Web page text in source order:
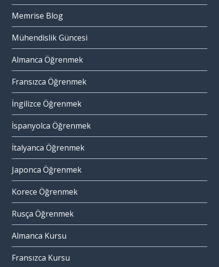
Memrise Blog
Mühendislik Güncesi
Almanca Öğrenmek
Fransızca Öğrenmek
İngilizce Öğrenmek
İspanyolca Öğrenmek
İtalyanca Öğrenmek
Japonca Öğrenmek
Korece Öğrenmek
Rusça Öğrenmek
Almanca Kursu
Fransızca Kursu